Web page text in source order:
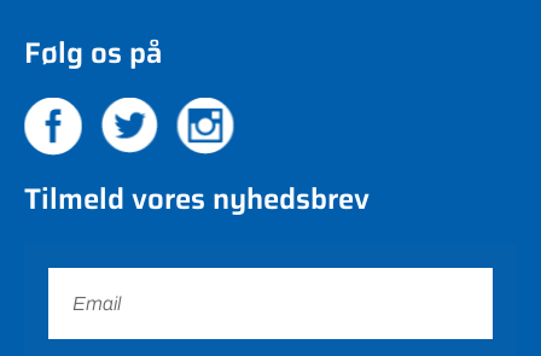
Følg os på
Tilmeld vores nyhedsbrev